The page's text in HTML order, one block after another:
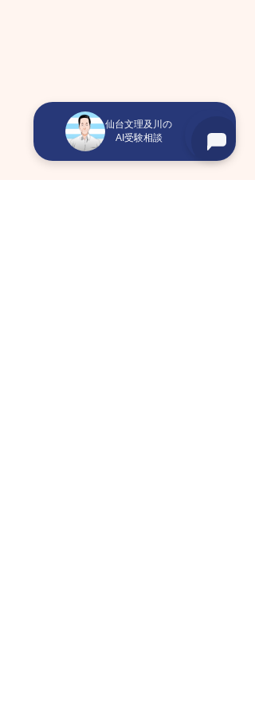
仙台文理及川の
AI受験相談